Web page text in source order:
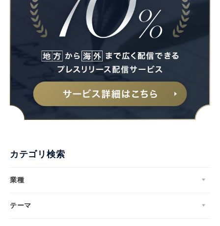
カテゴリ検索
業種
テーマ